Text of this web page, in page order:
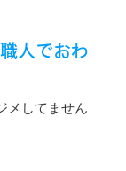
人でおわ
メしてません